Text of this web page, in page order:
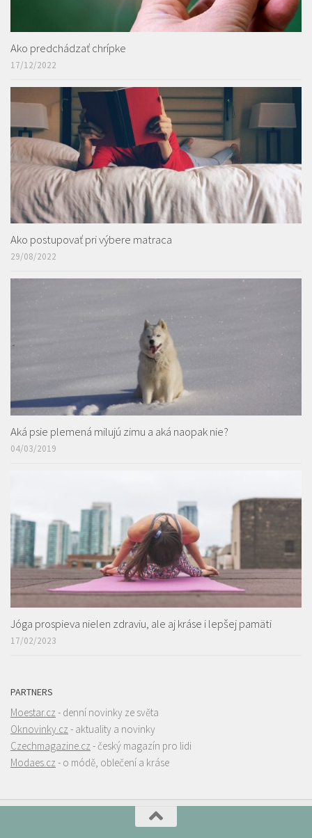
Ako predchádzať chrípke
17/12/2022
Ako postupovať pri výbere matraca
29/08/2022
Aká psie plemená milujú zimu a aká naopak nie?
04/03/2019
Jóga prospieva nielen zdraviu, ale aj kráse i lepšej pamäti
17/02/2023
PARTNERS
Moestar.cz - denní novinky ze světa
Oknovinky.cz - aktuality a novinky
Czechmagazine.cz - český magazín pro lidi
Modaes.cz - o módě, oblečení a kráse